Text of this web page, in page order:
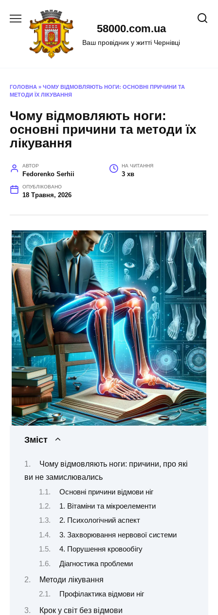
58000.com.ua
Ваш провідник у житті Чернівці
ГОЛОВНА » ЧОМУ ВІДМОВЛЯЮТЬ НОГИ: ОСНОВНІ ПРИЧИНИ ТА
МЕТОДИ ЇХ ЛІКУВАННЯ
Чому відмовляють ноги:
основні причини та методи їх
лікування
АВТОР
Fedorenko Serhii
НА ЧИТАННЯ
3 хв
ОПУБЛІКОВАНО
18 Травня, 2026
Зміст
Чому відмовляють ноги: причини, про які
ви не замислювались
Основні причини відмови ніг
1. Вітаміни та мікроелементи
2. Психологічний аспект
3. Захворювання нервової системи
4. Порушення кровообігу
Діагностика проблеми
Методи лікування
Профілактика відмови ніг
Крок у світ без відмови